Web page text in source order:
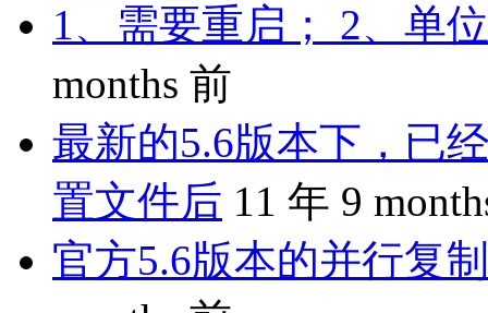
1、需要重启； 2、单
months 前
最新的5.6版本下，已
置文件后 11 年 9
官方5.6版本的并行复